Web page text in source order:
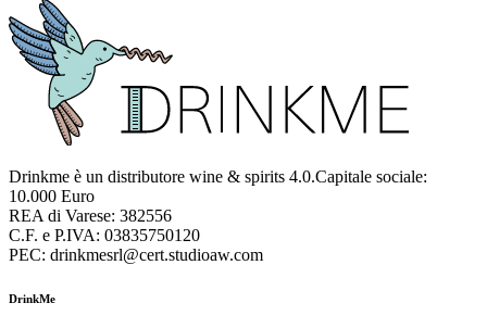
Drinkme è un distributore wine & spirits 4.0.Capitale sociale:
10.000 Euro
REA di Varese: 382556
C.F. e P.IVA: 03835750120
PEC: drinkmesrl@cert.studioaw.com
DrinkMe